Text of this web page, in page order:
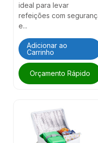
ideal para levar
refeições com
e...
Adicionar ao
Carrinho
Orçamento Rápido